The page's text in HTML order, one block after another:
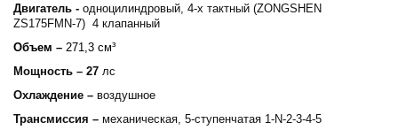
Двигатель - одноцилиндровый, 4-х тактный (ZONGSHEN
ZS175FMN-7) 4 клапанный
Объем – 271,3 см³
Мощность – 27 лс
Охлаждение – воздушное
Трансмиссия – механическая, 5-ступенчатая 1-N-2-3-4-5